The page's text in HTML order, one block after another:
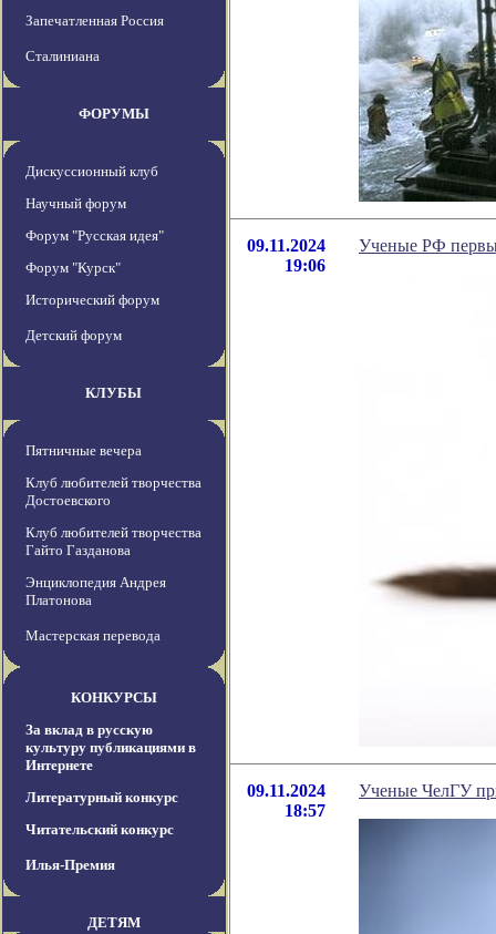
Запечатленная Россия
Сталиниана
ФОРУМЫ
Дискуссионный клуб
Научный форум
Форум "Русская идея"
Форум "Курск"
Исторический форум
Детский форум
КЛУБЫ
Пятничные вечера
Клуб любителей творчества
Достоевского
Клуб любителей творчества
Гайто Газданова
Энциклопедия Андрея
Платонова
Мастерская перевода
КОНКУРСЫ
За вклад в русскую
культуру публикациями в
Интернете
Литературный конкурс
Читательский конкурс
Илья-Премия
ДЕТЯМ
09.11.2024
19:06
Ученые РФ
09.11.2024
18:57
Ученые ЧелГУ